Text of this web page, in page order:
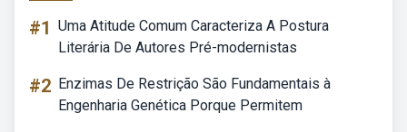
#1 Uma Atitude Comum Caracteriza A Postura
Literária De Autores Pré-modernistas
#2 Enzimas De Restrição São Fundamentais à
Engenharia Genética Porque Permitem